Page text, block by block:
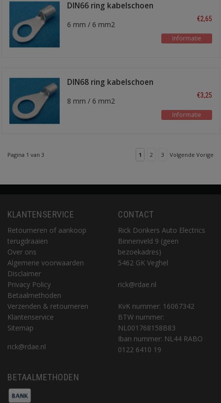
DIN66 ring kabelschoen
6 mm / 6 mm2
€2,65
Informatie
DIN68 ring kabelschoen
8 mm / 6 mm2
€3,25
Informatie
Pagina 1 van 3 1 2 3 Volgende Vorige
KLANTENSERVICE
Retourneren of aankoop
terugdraaien
Over ons
Algemene voorwaarden
Disclaimer
Privacy Policy
Betaalmethoden
Verzenden & retourneren
Klantenservice
Sitemap
rick@rdae.nl
CONTACT
Rick Donkers Auto Electrics
Binnenveld 9 (geen
bezoekadres)
5462 GK Veghel
rick@rdae.nl
KvK nummer: 16067342
BTW nummer:
NL001768158B83
Iban nummer: NL44 RABO
0122 6410 19
BETAALMETHODEN